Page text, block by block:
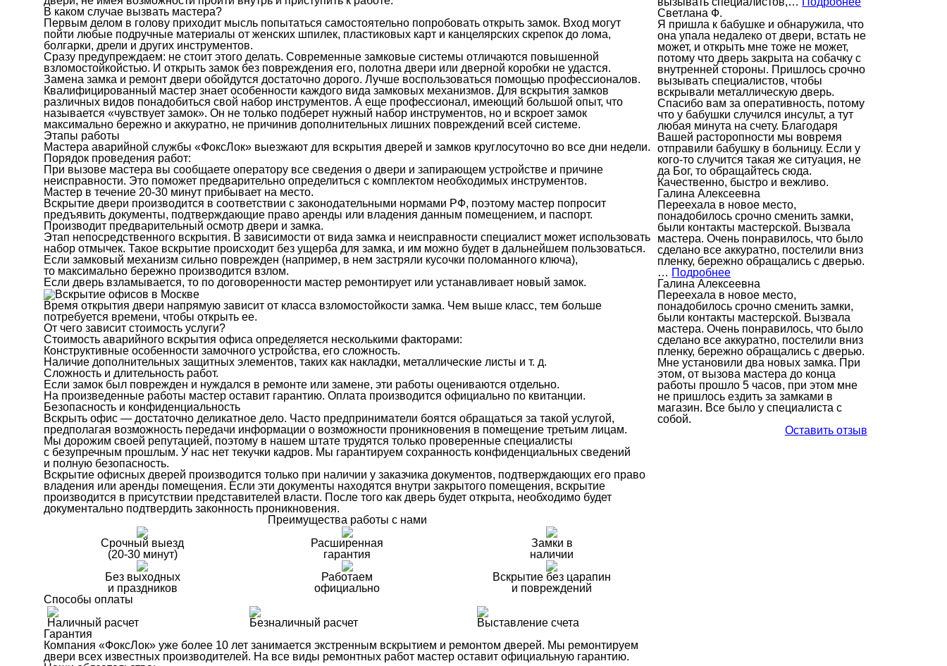
В каком случае вызвать мастера?
Первым делом в голову приходит мысль попытаться самостоятельно попробовать открыть замок. Вход могут
пойти любые подручные материалы от женских шпилек, пластиковых карт и канцелярских скрепок до лома,
болгарки, дрели и других инструментов.
Сразу предупреждаем: не стоит этого делать. Современные замковые системы отличаются повышенной
взломостойкойстью. И открыть замок без повреждения его, полотна двери или дверной коробки не удастся.
Замена замка и ремонт двери обойдутся достаточно дорого. Лучше воспользоваться помощью профессионалов.
Квалифицированный мастер знает особенности каждого вида замковых механизмов. Для вскрытия замков
различных видов понадобиться свой набор инструментов. А еще профессионал, имеющий большой опыт, что
называется «чувствует замок». Он не только подберет нужный набор инструментов, но и вскроет замок
максимально бережно и аккуратно, не причинив дополнительных лишних повреждений всей системе.
Этапы работы
Мастера аварийной службы «ФоксЛок» выезжают для вскрытия дверей и замков круглосуточно во все дни недели.
Порядок проведения работ:
При вызове мастера вы сообщаете оператору все сведения о двери и запирающем устройстве и причине
неисправности. Это поможет предварительно определиться с комплектом необходимых инструментов.
Мастер в течение 20-30 минут прибывает на место.
Вскрытие двери производится в соответствии с законодательными нормами РФ, поэтому мастер попросит
предъявить документы, подтверждающие право аренды или владения данным помещением, и паспорт.
Производит предварительный осмотр двери и замка.
Этап непосредственного вскрытия. В зависимости от вида замка и неисправности специалист может использовать
набор отмычек. Такое вскрытие происходит без ущерба для замка, и им можно будет в дальнейшем пользоваться.
Если замковый механизм сильно поврежден (например, в нем застряли кусочки поломанного ключа),
то максимально бережно производится взлом.
Если дверь взламывается, то по договоренности мастер ремонтирует или устанавливает новый замок.
Время открытия двери напрямую зависит от класса взломостойкости замка. Чем выше класс, тем больше
потребуется времени, чтобы открыть ее.
От чего зависит стоимость услуги?
Стоимость аварийного вскрытия офиса определяется несколькими факторами:
Конструктивные особенности замочного устройства, его сложность.
Наличие дополнительных защитных элементов, таких как накладки, металлические листы и т. д.
Сложность и длительность работ.
Если замок был поврежден и нуждался в ремонте или замене, эти работы оцениваются отдельно.
На произведенные работы мастер оставит гарантию. Оплата производится официально по квитанции.
Безопасность и конфиденциальность
Вскрыть офис — достаточно деликатное дело. Часто предприниматели боятся обращаться за такой услугой,
предполагая возможность передачи информации о возможности проникновения в помещение третьим лицам.
Мы дорожим своей репутацией, поэтому в нашем штате трудятся только проверенные специалисты
с безупречным прошлым. У нас нет текучки кадров. Мы гарантируем сохранность конфиденциальных сведений
и полную безопасность.
Вскрытие офисных дверей производится только при наличии у заказчика документов, подтверждающих его право
владения или аренды помещения. Если эти документы находятся внутри закрытого помещения, вскрытие
производится в присутствии представителей власти. После того как дверь будет открыта, необходимо будет
документально подтвердить законность проникновения.
Преимущества работы с нами
Срочный выезд
(20-30 минут)
Расширенная
гарантия
Замки в
наличии
Без выходных
и праздников
Работаем
официально
Вскрытие без царапин
и повреждений
Способы оплаты
Наличный расчет
Безналичный расчет
Выставление счета
Гарантия
Компания «ФоксЛок» уже более 10 лет занимается экстренным вскрытием и ремонтом дверей. Мы ремонтируем
двери всех известных производителей. На все виды ремонтных работ мастер оставит официальную гарантию.
Светлана Ф.
Я пришла к бабушке и обнаружила, что
она упала недалеко от двери, встать не
может, и открыть мне тоже не может,
потому что дверь закрыта на собачку с
внутренней стороны. Пришлось срочно
вызывать специалистов, чтобы
вскрывали металлическую дверь.
Спасибо вам за оперативность, потому
что у бабушки случился инсульт, а тут
любая минута на счету. Благодаря
Вашей расторопности мы вовремя
отправили бабушку в больницу. Если у
кого-то случится такая же ситуация, не
да Бог, то обращайтесь сюда.
Качественно, быстро и вежливо.
Галина Алексеевна
Переехала в новое место,
понадобилось срочно сменить замки,
были контакты мастерской. Вызвала
мастера. Очень понравилось, что было
сделано все аккуратно, постелили вниз
пленку, бережно обращались с дверью.
… Подробнее
Галина Алексеевна
Переехала в новое место,
понадобилось срочно сменить замки,
были контакты мастерской. Вызвала
мастера. Очень понравилось, что было
сделано все аккуратно, постелили вниз
пленку, бережно обращались с дверью.
Мне установили два новых замка. При
этом, от вызова мастера до конца
работы прошло 5 часов, при этом мне
не пришлось ездить за замками в
магазин. Все было у специалиста с
собой.
Оставить отзыв